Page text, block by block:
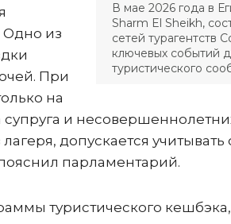
В мае 2026 года в
Sharm El Sheikh,
сетей турагентств
ключевых событий
туристического
Одно из
При
на
и
допускается
парламентарий.
туристического